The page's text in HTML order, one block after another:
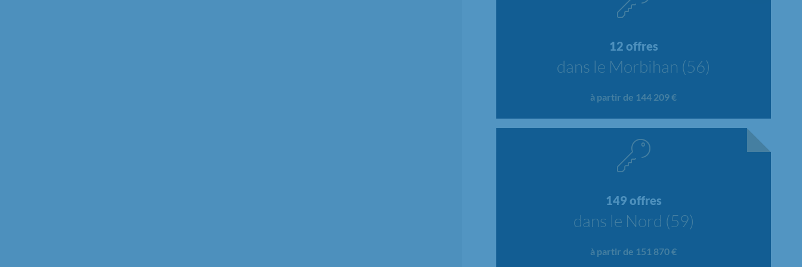
12 offres
dans le Morbihan (56)
à partir de 144 209 €
149 offres
dans le Nord (59)
à partir de 151 870 €